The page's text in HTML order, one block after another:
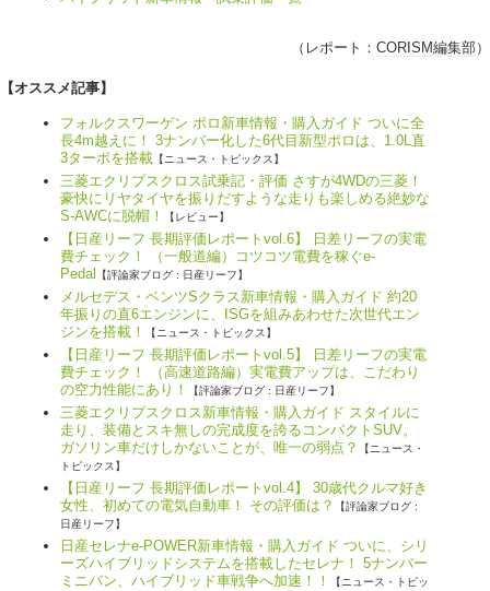
（レポート： CORISM編集部）
【オススメ記事】
フォルクスワーゲン ポロ新車情報・購入ガイド ついに全
長4m越えに！ 3ナンバー化した6代目新型ポロは、1.0L直
3ターボを搭載 【ニュース・トピックス】
三菱エクリプスクロス試乗記・評価 さすが4WDの三菱！
豪快にリヤタイヤを振りだすような走りも楽しめる絶妙な
S-AWCに脱帽！
【レビュー】
【日産リーフ 長期評価レポートvol.6】 日差リーフの実電
費チェック！ （一般道編）コツコツ電費を稼ぐe-
Pedal
【評論家ブログ : 日産リーフ】
メルセデス・ベンツSクラス新車情報・購入ガイド 約20
年振りの直6エンジンに、ISGを組みあわせた次世代エン
ジンを搭載！
【ニュース・トピックス】
【日産リーフ 長期評価レポートvol.5】 日差リーフの実電
費チェック！ （高速道路編）実電費アップは、こだわり
の空力性能にあり！
【評論家ブログ : 日産リーフ】
三菱エクリプスクロス新車情報・購入ガイド スタイルに
走り、装備とスキ無しの完成度を誇るコンパクトSUV。
ガソリン車だけしかないことが、唯一の弱点？
【ニュース・
トピックス】
【日産リーフ 長期評価レポートvol.4】 30歳代クルマ好き
女性、初めての電気自動車！ その評価は？
【評論家ブログ :
日産リーフ】
日産セレナe-POWER新車情報・購入ガイド ついに、シリ
ーズハイブリッドシステムを搭載したセレナ！ 5ナンバー
ミニバン、ハイブリッド車戦争へ加速！！
【ニュース・トピッ